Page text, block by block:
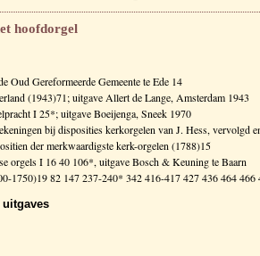
hoofdorgel
Oud Gereformeerde Gemeente te Ede 14
(1943)71; uitgave Allert de Lange, Amsterdam 1943
I 25*; uitgave Boeijenga, Sneek 1970
bij disposities kerkorgelen van J. Hess,
der merkwaardigste kerk-orgelen (1788)15
orgels I 16 40 106*, uitgave Bosch & Keuning te Baarn
1750)19 82 147 237-240* 342 416-417 427 436 464